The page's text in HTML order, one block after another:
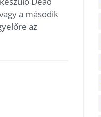
a második
az